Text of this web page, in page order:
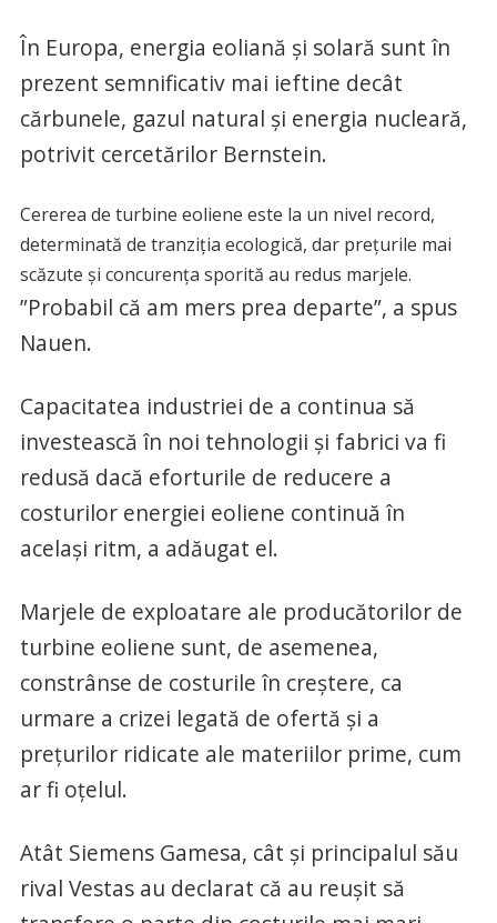
În Europa, energia eoliană şi solară sunt în
prezent semnificativ mai ieftine decât
cărbunele, gazul natural şi energia nucleară,
potrivit cercetărilor Bernstein.
Cererea de turbine eoliene este la un nivel record,
determinată de tranziţia ecologică, dar preţurile mai
scăzute şi concurenţa sporită au redus marjele.
”Probabil că am mers prea departe”, a spus
Nauen.
Capacitatea industriei de a continua să
investească în noi tehnologii şi fabrici va fi
redusă dacă eforturile de reducere a
costurilor energiei eoliene continuă în
acelaşi ritm, a adăugat el.
Marjele de exploatare ale producătorilor de
turbine eoliene sunt, de asemenea,
constrânse de costurile în creştere, ca
urmare a crizei legată de ofertă şi a
preţurilor ridicate ale materiilor prime, cum
ar fi oţelul.
Atât Siemens Gamesa, cât şi principalul său
rival Vestas au declarat că au reuşit să